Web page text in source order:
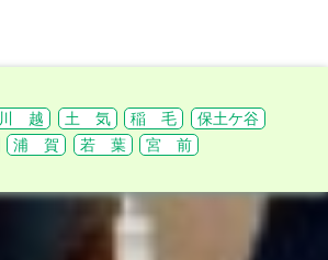
川 越 土 気 稲 毛
保土ケ谷
浦 賀 若 葉
宮 前